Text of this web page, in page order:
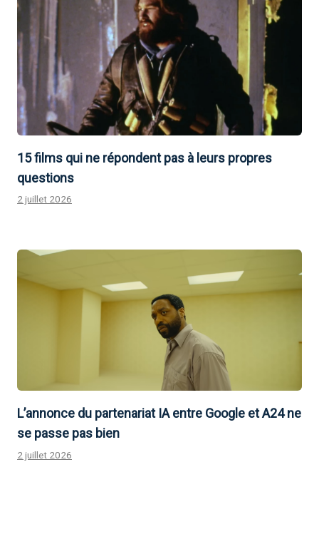
15 films qui ne répondent pas à leurs propres
questions
2 juillet 2026
L’annonce du partenariat IA entre Google et A24 ne
se passe pas bien
2 juillet 2026